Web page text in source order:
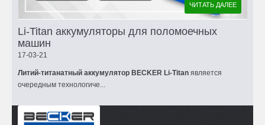
ЧИТАТЬ ДАЛЕЕ
Li-Titan аккумуляторы для поломоечных
машин
17-03-21
Литий-титанатный аккумулятор BECKER Li-Titan является
очередным технологиче...